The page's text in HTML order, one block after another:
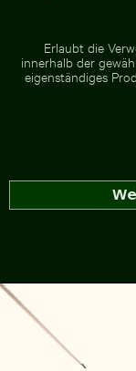
Erlaubt die
innerhalb der
eigenständiges